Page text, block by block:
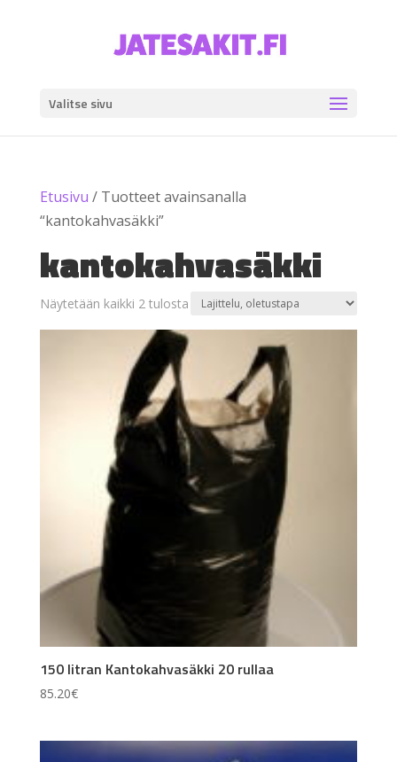
Valitse sivu
Etusivu / Tuotteet avainsanalla
“kantokahvasäkki”
kantokahvasäkki
Näytetään kaikki 2 tulosta
150 litran Kantokahvasäkki 20 rullaa
85.20€